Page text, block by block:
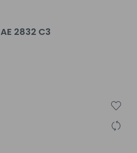
AE 2832 C3